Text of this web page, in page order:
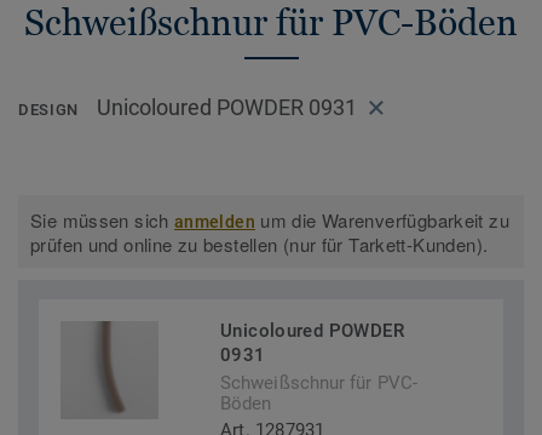
Schweißschnur für PVC-Böden
DESIGN Unicoloured POWDER 0931
Sie müssen sichanmelden um die Warenverfügbarkeit zu
prüfen und online zu bestellen (nur für Tarkett-Kunden).
Unicoloured POWDER
0931
Schweißschnur für PVC-
Böden
Art. 1287931